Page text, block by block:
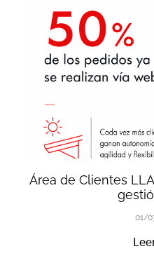
Área de Clientes
01/